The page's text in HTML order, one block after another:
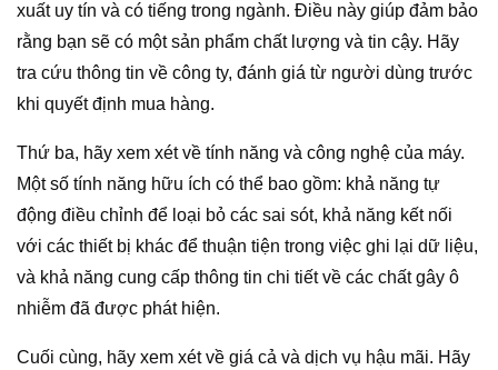
xuất uy tín và có tiếng trong ngành. Điều này giúp đảm bảo
rằng bạn sẽ có một sản phẩm chất lượng và tin cậy. Hãy
tra cứu thông tin về công ty, đánh giá từ người dùng trước
khi quyết định mua hàng.
Thứ ba, hãy xem xét về tính năng và công nghệ của máy.
Một số tính năng hữu ích có thể bao gồm: khả năng tự
động điều chỉnh để loại bỏ các sai sót, khả năng kết nối
với các thiết bị khác để thuận tiện trong việc ghi lại dữ liệu,
và khả năng cung cấp thông tin chi tiết về các chất gây ô
nhiễm đã được phát hiện.
Cuối cùng, hãy xem xét về giá cả và dịch vụ hậu mãi. Hãy